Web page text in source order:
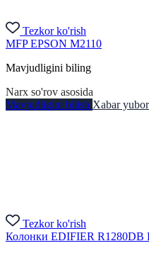
Tezkor ko'rish
MFP EPSON M2110
Mavjudligini biling
Narx so'rov asosida
Mavjudligini bilish Xabar
Tezkor ko'rish
Колонки EDIFIER R1280DB